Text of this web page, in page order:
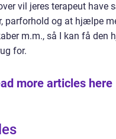
vil jeres terapeut have
parforhold og at hjælpe
m.m., så I kan få den
for.
more articles here